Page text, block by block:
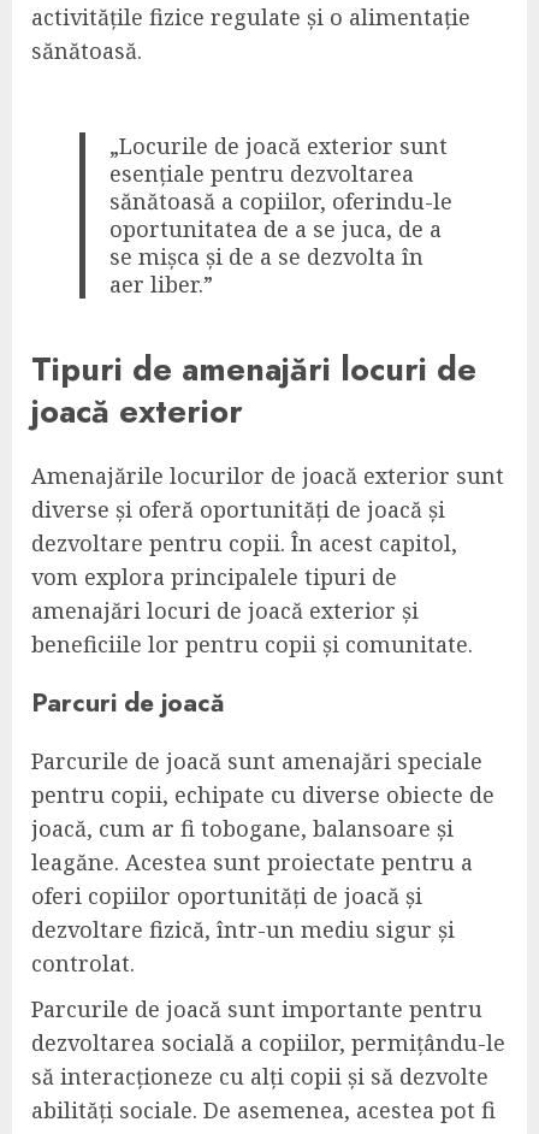
activitățile fizice regulate și o alimentație
sănătoasă.
„Locurile de joacă exterior sunt
esențiale pentru dezvoltarea
sănătoasă a copiilor, oferindu-le
oportunitatea de a se juca, de a
se mișca și de a se dezvolta în
aer liber.”
Tipuri de amenajări locuri de
joacă exterior
Amenajările locurilor de joacă exterior sunt
diverse și oferă oportunități de joacă și
dezvoltare pentru copii. În acest capitol,
vom explora principalele tipuri de
amenajări locuri de joacă exterior și
beneficiile lor pentru copii și comunitate.
Parcuri de joacă
Parcurile de joacă sunt amenajări speciale
pentru copii, echipate cu diverse obiecte de
joacă, cum ar fi tobogane, balansoare și
leagăne. Acestea sunt proiectate pentru a
oferi copiilor oportunități de joacă și
dezvoltare fizică, într-un mediu sigur și
controlat.
Parcurile de joacă sunt importante pentru
dezvoltarea socială a copiilor, permițându-le
să interacționeze cu alți copii și să dezvolte
abilități sociale. De asemenea, acestea pot fi